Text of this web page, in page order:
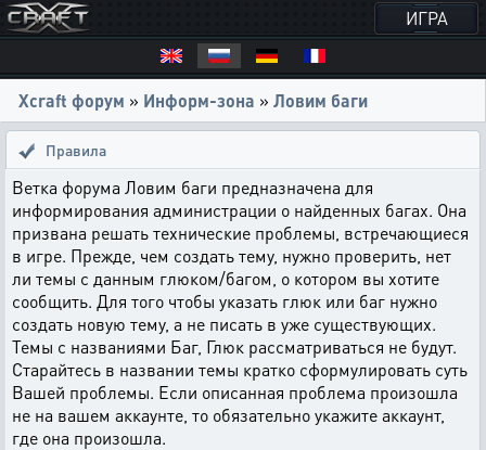
ИГРА
Xcraft форум » Информ-зона » Ловим баги
Правила
Ветка форума Ловим баги предназначена для
информирования администрации о найденных багах. Она
призвана решать технические проблемы, встречающиеся
в игре. Прежде, чем создать тему, нужно проверить, нет
ли темы с данным глюком/багом, о котором вы хотите
сообщить. Для того чтобы указать глюк или баг нужно
создать новую тему, а не писать в уже существующих.
Темы с названиями Баг, Глюк рассматриваться не будут.
Старайтесь в названии темы кратко сформулировать суть
Вашей проблемы. Если описанная проблема произошла
не на вашем аккаунте, то обязательно укажите аккаунт,
где она произошла.